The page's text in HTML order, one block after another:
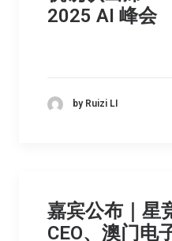
2025 AI 峰会
by Ruizi LI
嘉宾公布｜星
CEO、澳门电